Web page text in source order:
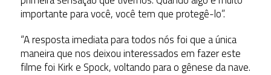
importante para você, você tem que protegê-lo”.
“A resposta imediata para todos nós foi que a única
maneira que nos deixou interessados em fazer este
filme foi Kirk e Spock, voltando para o gênese da nave.